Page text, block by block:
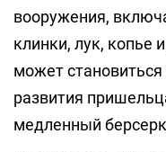
вооружения,
клинки, лук, копье
может
развития
медленный